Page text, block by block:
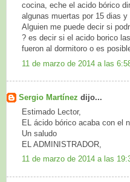
cocina, eche el acido bórico
algunas muertas por 15 dias
Alguien me puede decir si
? es decir si el acido borico
fueron al dormitoro o es
11 de marzo de 2014 a las
Sergio Martínez dijo...
Estimado Lector,
EL ácido bórico acaba con el
Un saludo
EL ADMINISTRADOR,
11 de marzo de 2014 a las